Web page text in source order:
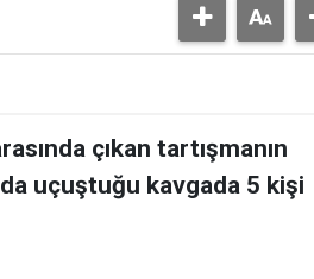
çıkan tartışmanın
uçuştuğu kavgada 5 kişi